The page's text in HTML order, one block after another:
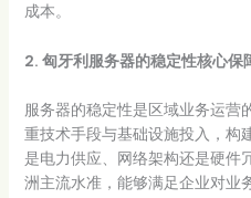
成本。
2. 匈牙利服务器的稳定性核心保
服务器的稳定性是区域业务运营
重技术手段与基础设施投入，构
是电力供应、网络架构还是硬件
洲主流水准，能够满足企业对业